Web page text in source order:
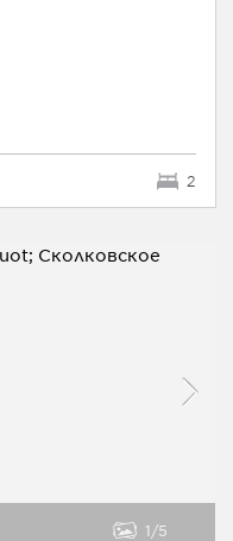
2
1 5